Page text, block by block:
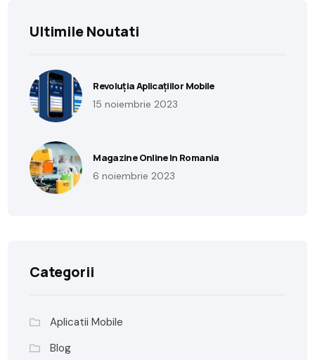
Ultimile Noutati
Revoluția Aplicațiilor Mobile
15 noiembrie 2023
Magazine Online In Romania
6 noiembrie 2023
Categorii
Aplicatii Mobile
Blog